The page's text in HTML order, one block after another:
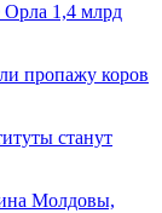
Орла 1,4 млрд
пропажу коров
станут
Молдовы,